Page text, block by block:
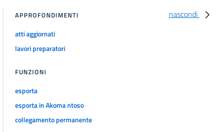
nascondi
APPROFONDIMENTI
atti aggiornati
lavori preparatori
FUNZIONI
esporta
esporta in Akoma ntoso
collegamento permanente